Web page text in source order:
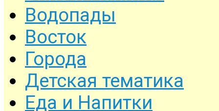
Водопады
Восток
Города
Детская тематика
Еда и Напитки